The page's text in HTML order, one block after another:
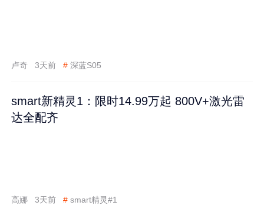
卢奇 3天前 # 深蓝S05
smart新精灵1：限时14.99万起 800V+激光雷
达全配齐
高娜 3天前 # smart精灵#1